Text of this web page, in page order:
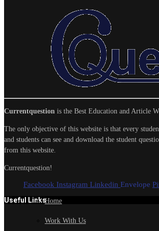
Currentquestion is the Best Education and Article
The only objective of this website is that every
and students can see and download the student
from this website.
Currentquestion!
Facebook Instagram Linkedin Envelope
Useful LinksHome
Work With Us